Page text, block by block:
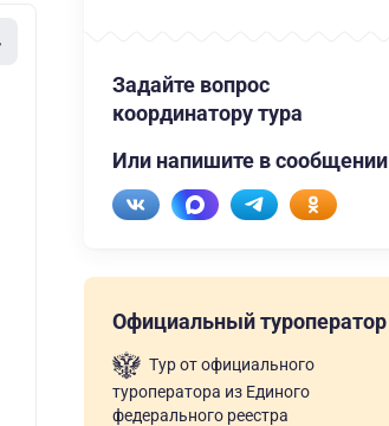
Задайте вопрос
координатору тура
Или напишите в сообщении
Официальный туроператор
Тур от официального
туроператора из Единого
федерального реестра